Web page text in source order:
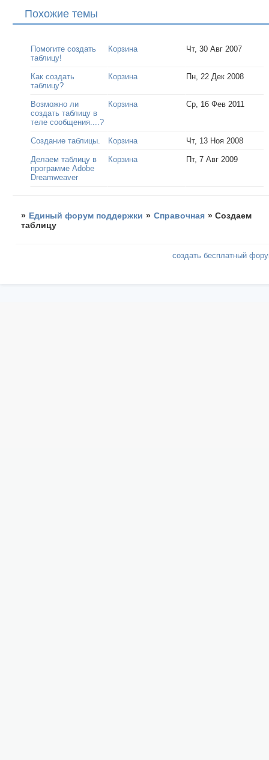
Похожие темы
Помогите создать
таблицу!
Корзина Чт, 30 Авг 2007
Как создать
таблицу?
Корзина Пн, 22 Дек 2008
Возможно ли
создать таблицу в
теле сообщения....?
Корзина Ср, 16 Фев 2011
Создание таблицы. Корзина Чт, 13 Ноя 2008
Делаем таблицу в
программе Adobe
Dreamweaver
Корзина Пт, 7 Авг 2009
» Единый форум поддержки » Справочная »Создаем
таблицу
создать бесплатный